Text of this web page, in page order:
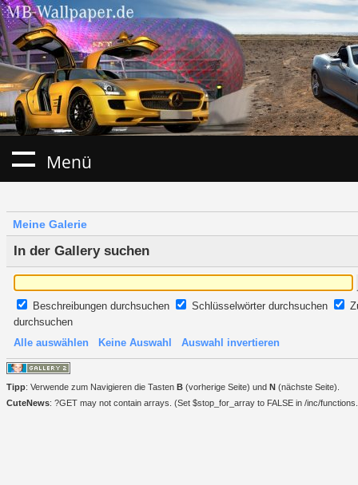
Menü
Meine Galerie
In der Gallery suchen
Beschreibungen durchsuchen Schlüsselwörter durchsuchen
durchsuchen
Alle auswählen
Keine Auswahl Auswahl invertieren
Tipp: Verwende zum Navigieren die Tasten B (vorherige Seite) und N (nächste Seite).
CuteNews: ?GET may not contain arrays. (Set $stop_for_array to FALSE in /inc/